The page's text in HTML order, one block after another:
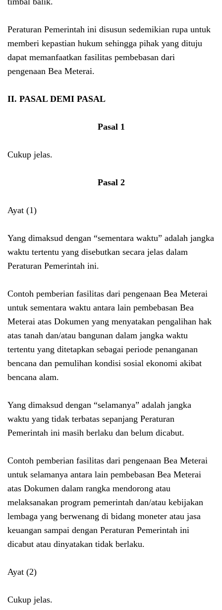
Peraturan Pemerintah ini disusun sedemikian rupa untuk
memberi kepastian hukum sehingga pihak yang dituju
dapat memanfaatkan fasilitas pembebasan dari
pengenaan Bea Meterai.
II. PASAL DEMI PASAL
Pasal 1
Cukup jelas.
Pasal 2
Ayat (1)
Yang dimaksud dengan “sementara waktu” adalah jangka
waktu tertentu yang disebutkan secara jelas dalam
Peraturan Pemerintah ini.
Contoh pemberian fasilitas dari pengenaan Bea Meterai
untuk sementara waktu antara lain pembebasan Bea
Meterai atas Dokumen yang menyatakan pengalihan hak
atas tanah dan/atau bangunan dalam jangka waktu
tertentu yang ditetapkan sebagai periode penanganan
bencana dan pemulihan kondisi sosial ekonomi akibat
bencana alam.
Yang dimaksud dengan “selamanya” adalah jangka
waktu yang tidak terbatas sepanjang Peraturan
Pemerintah ini masih berlaku dan belum dicabut.
Contoh pemberian fasilitas dari pengenaan Bea Meterai
untuk selamanya antara lain pembebasan Bea Meterai
atas Dokumen dalam rangka mendorong atau
melaksanakan program pemerintah dan/atau kebijakan
lembaga yang berwenang di bidang moneter atau jasa
keuangan sampai dengan Peraturan Pemerintah ini
dicabut atau dinyatakan tidak berlaku.
Ayat (2)
Cukup jelas.